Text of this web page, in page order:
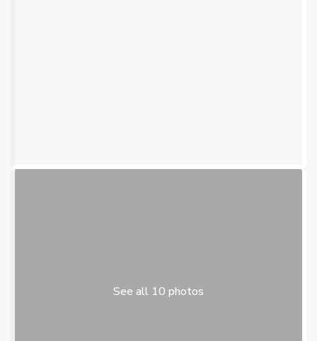
See all 10 photos